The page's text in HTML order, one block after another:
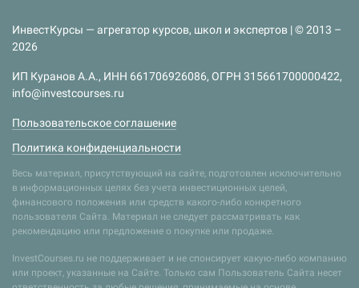
ИнвестКурсы — агрегатор курсов, школ и экспертов | © 2013 –
2026
ИП Куранов А.А., ИНН 661706926086, ОГРН 315661700000422,
info@investcourses.ru
Пользовательское соглашение
Политика конфиденциальности
Весь материал, присутствующий на сайте, подготовлен исключительно
в информационных целях без учета инвестиционных целей,
финансового положения или средств какого-либо конкретного
пользователя Сайта. Материал не следует рассматривать как
рекомендацию или предложение о покупке или продаже.
InvestCourses.ru не поддерживает и не спонсирует какую-либо компанию
или проект, указанные на Сайте. Только сам Пользователь Сайта несет